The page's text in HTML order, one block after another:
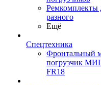
Ремкомплекты
разного
Ещё
Спецтехника
Фронтальный
погрузчик
FR18